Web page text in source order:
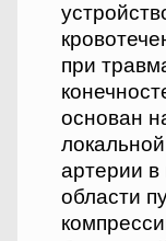
при
основан
артерии
области